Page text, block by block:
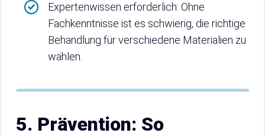
Expertenwissen erforderlich: Ohne
Fachkenntnisse ist es schwierig, die richtige
Behandlung für verschiedene Materialien zu
wählen.
5. Prävention: So